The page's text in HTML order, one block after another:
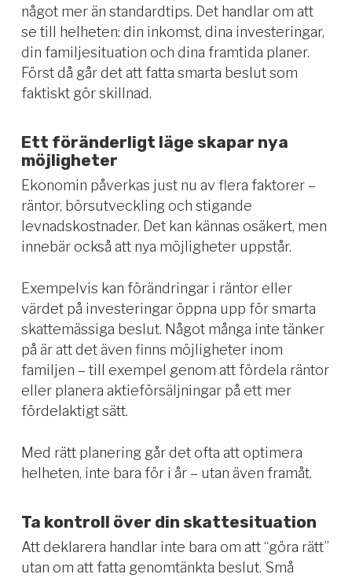
något mer än standardtips. Det handlar om att
se till helheten: din inkomst, dina investeringar,
din familjesituation och dina framtida planer.
Först då går det att fatta smarta beslut som
faktiskt gör skillnad.
Ett föränderligt läge skapar nya
möjligheter
Ekonomin påverkas just nu av flera faktorer –
räntor, börsutveckling och stigande
levnadskostnader. Det kan kännas osäkert, men
innebär också att nya möjligheter uppstår.
Exempelvis kan förändringar i räntor eller
värdet på investeringar öppna upp för smarta
skattemässiga beslut. Något många inte tänker
på är att det även finns möjligheter inom
familjen – till exempel genom att fördela räntor
eller planera aktieförsäljningar på ett mer
fördelaktigt sätt.
Med rätt planering går det ofta att optimera
helheten, inte bara för i år – utan även framåt.
Ta kontroll över din skattesituation
Att deklarera handlar inte bara om att “göra rätt”
utan om att fatta genomtänkta beslut. Små